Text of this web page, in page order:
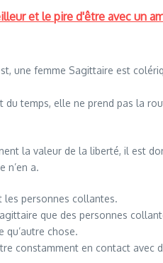
et le pire d'être avec un
une femme Sagittaire est
du temps, elle ne prend pas la
la valeur de la liberté, il est
n’en a.
les personnes collantes.
que des personnes
qu’autre chose.
constamment en contact avec